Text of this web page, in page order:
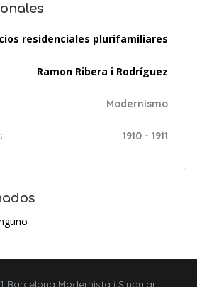
residenciales plurifamiliares
Ramon Ribera i Rodríguez
Modernismo
1910 - 1911
Barcelona Modernista i Singular